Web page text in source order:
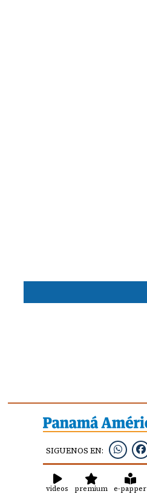
SIGUENOS EN:
videos premium e-papper